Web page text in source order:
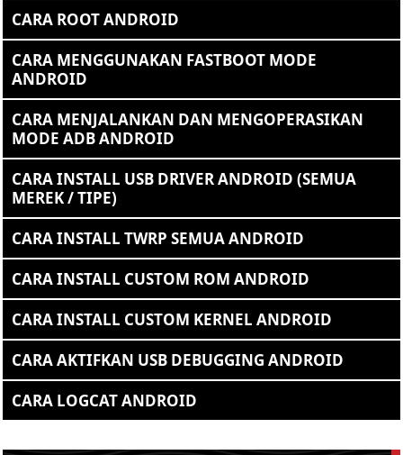
CARA ROOT ANDROID
CARA MENGGUNAKAN FASTBOOT MODE
ANDROID
CARA MENJALANKAN DAN MENGOPERASIKAN
MODE ADB ANDROID
CARA INSTALL USB DRIVER ANDROID (SEMUA
MEREK / TIPE)
CARA INSTALL TWRP SEMUA ANDROID
CARA INSTALL CUSTOM ROM ANDROID
CARA INSTALL CUSTOM KERNEL ANDROID
CARA AKTIFKAN USB DEBUGGING ANDROID
CARA LOGCAT ANDROID